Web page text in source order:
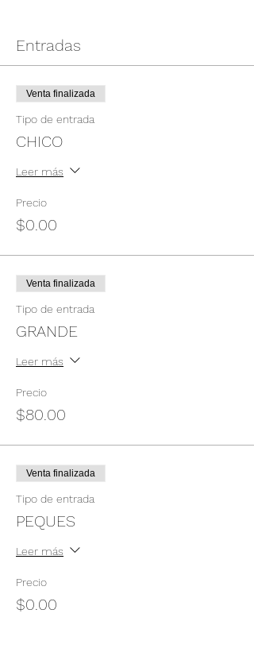
Entradas
Venta finalizada
Tipo de entrada
CHICO
Leer más
Precio
$0.00
Venta finalizada
Tipo de entrada
GRANDE
Leer más
Precio
$80.00
Venta finalizada
Tipo de entrada
PEQUES
Leer más
Precio
$0.00